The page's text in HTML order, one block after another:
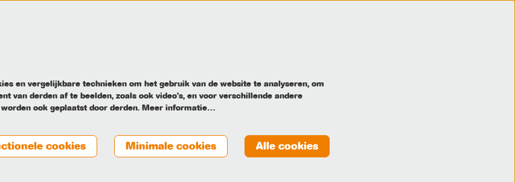
en vergelijkbare technieken om het gebruik van de website te analyseren, om
van derden af te beelden, zoals ook video’s, en voor verschillende andere
ook geplaatst door derden. Meer informatie…
cookies Minimale cookies Alle cookies